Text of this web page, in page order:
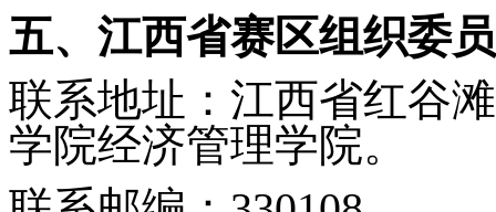
五、江西省赛区组织委
联系地址：江西省红谷
学院经济管理学院。